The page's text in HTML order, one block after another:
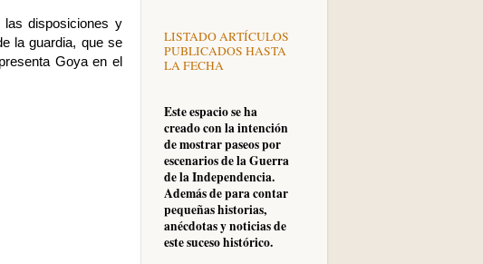
disposiciones y
la guardia, que se
Goya en el
LISTADO ARTÍCULOS
PUBLICADOS HASTA
LA FECHA
Este espacio se ha
creado con la intención
de mostrar paseos por
escenarios de la Guerra
de la Independencia.
Además de para contar
pequeñas historias,
anécdotas y noticias de
este suceso histórico.